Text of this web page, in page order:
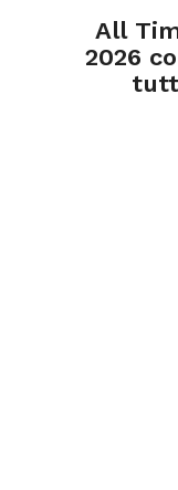
All
2026